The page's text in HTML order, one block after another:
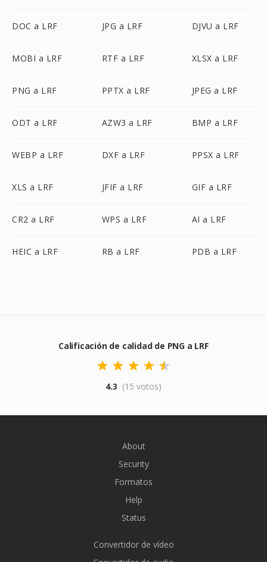
DOC a LRF JPG a LRF DJVU a LRF
MOBI a LRF RTF a LRF XLSX a LRF
PNG a LRF PPTX a LRF JPEG a LRF
ODT a LRF AZW3 a LRF BMP a LRF
WEBP a LRF DXF a LRF PPSX a LRF
XLS a LRF JFIF a LRF GIF a LRF
CR2 a LRF WPS a LRF AI a LRF
HEIC a LRF RB a LRF PDB a LRF
Calificación de calidad de PNG a LRF
4.3 (15 votos)
About
Security
Formatos
Help
Status
Convertidor de vídeo